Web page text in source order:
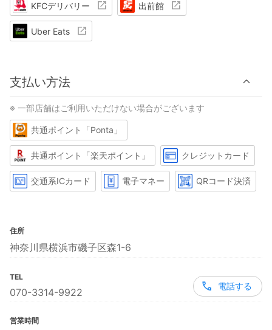
KFCデリバリー 出前館
Uber Eats
支払い方法
※ 一部店舗はご利用いただけない場合がございます
共通ポイント「Ponta」
共通ポイント「楽天ポイント」 クレジットカード
交通系ICカード 電子マネー QRコード決済
住所
神奈川県横浜市磯子区森1-6
TEL
070-3314-9922
電話する
営業時間